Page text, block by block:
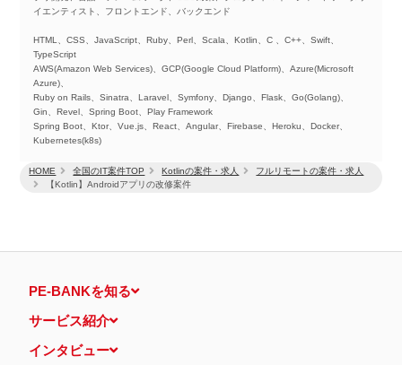
HOME 全国のIT案件TOP Kotlinの案件・求人
フルリモートの案件・求人
【Kotlin】Androidアプリの改修案件
イエンティスト、フロントエンド、バックエンド
HTML、CSS、JavaScript、Ruby、Perl、Scala、Kotlin、C 、C++、Swift、
TypeScript
AWS(Amazon Web Services)、GCP(Google Cloud Platform)、Azure(Microsoft
Azure)、
Ruby on Rails、Sinatra、Laravel、Symfony、Django、Flask、Go(Golang)、
Gin、Revel、Spring Boot、Play Framework
Spring Boot、Ktor、Vue.js、React、Angular、Firebase、Heroku、Docker、
Kubernetes(k8s)
PE-BANKを知る
サービス紹介
インタビュー